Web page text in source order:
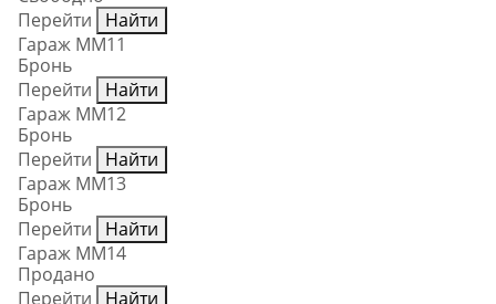
Перейти
Найти
Гараж ММ11
Бронь
Перейти
Найти
Гараж ММ12
Бронь
Перейти
Найти
Гараж ММ13
Бронь
Перейти
Найти
Гараж ММ14
Продано
Перейти
Найти